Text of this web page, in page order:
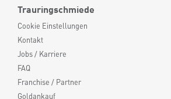
Trauringschmiede
Cookie Einstellungen
Kontakt
Jobs / Karriere
FAQ
Franchise / Partner
Goldankauf